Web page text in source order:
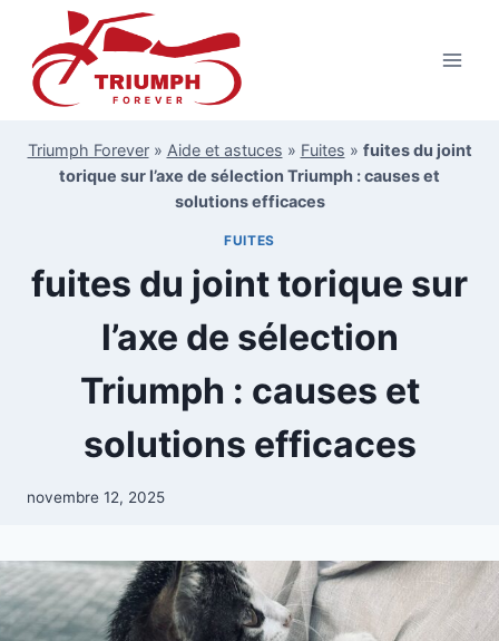
contenu
Triumph Forever» Aide et astuces » Fuites » fuites du joint
torique sur l’axe de sélection Triumph : causes et
solutions efficaces
FUITES
fuites du joint torique sur
l’axe de sélection
Triumph : causes et
solutions efficaces
novembre 12, 2025